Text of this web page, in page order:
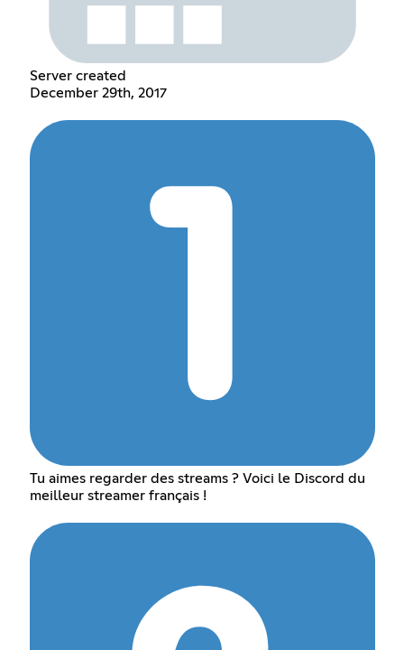
Server created
December 29th, 2017
Tu aimes regarder des streams ? Voici le Discord du
meilleur streamer français !